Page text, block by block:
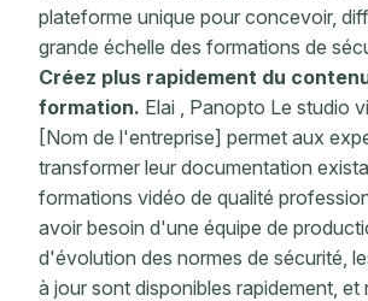
plateforme unique pour concevoir,
grande échelle des formations de
Créez plus rapidement du
formation. Elai , Panopto Le studio
[Nom de l'entreprise] permet aux
transformer leur documentation
formations vidéo de qualité
avoir besoin d'une équipe de
d'évolution des normes de sécurité,
à jour sont disponibles rapidement, et